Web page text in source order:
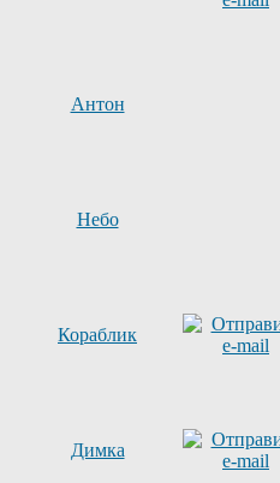
Антон
Небо
Кораблик
Димка